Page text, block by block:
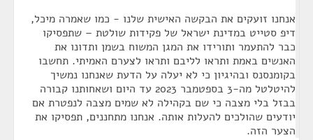
אנחנו זועקים את הבקשה האישית שלנו - כמו שאמרה מיכל,
דיפ סטייט במדינת ישראל של פקידות שולטת – שתפסיקו
כבר להתעמר ותורידו את המגן המשוח בשמן ותדונו את
האנשים באמת ותראו לליבם ותראו לצערם האמיתי. תחשבו
בקומנסנס ובהיגיון כי לא יעלה על הדעת שאנחנו נמשיך
להיטלטל מה-3 בספטמבר 2023 עד היום ושאחותנו קבורה
בבזל בלי מצבה כי שם בקהילה לא שמים מצבה לנפטרת אם
יודעים שהולכים להעלות אותה. אנחנו מתחננים, תפסיקו את
הצער הזה.